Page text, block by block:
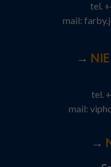
tel.
mail:
tel.
mail:
→
→